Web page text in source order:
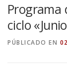
Programa
ciclo
PÚBLICADO EN